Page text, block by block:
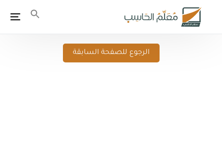
الرجوع للصفحة السابقة